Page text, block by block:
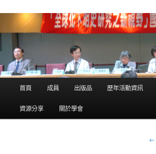
首頁 成員 出版品 歷年活動資訊
資源分享 關於學會
文
←